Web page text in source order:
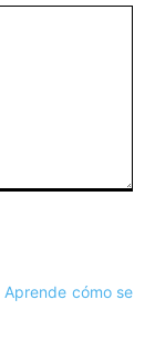
Aprende cómo se